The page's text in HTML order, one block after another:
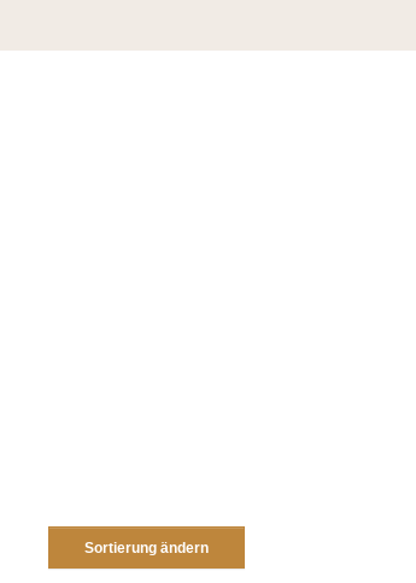
Sortierung ändern